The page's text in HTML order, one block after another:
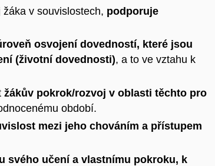
v souvislostech, podporuje
osvojení dovedností, které jsou
(životní dovednosti), a to ve vztahu k
žákův pokrok/rozvoj v oblasti těchto pro
období.
mezi jeho chováním a přístupem
svého učení a vlastnímu pokroku, k